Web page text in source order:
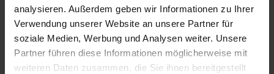
analysieren. Außerdem geben wir Informationen zu Ihrer
Verwendung unserer Website an unsere Partner für
soziale Medien, Werbung und Analysen weiter. Unsere
Partner führen diese Informationen möglicherweise mit
weiteren Daten zusammen, die Sie ihnen bereitgestellt